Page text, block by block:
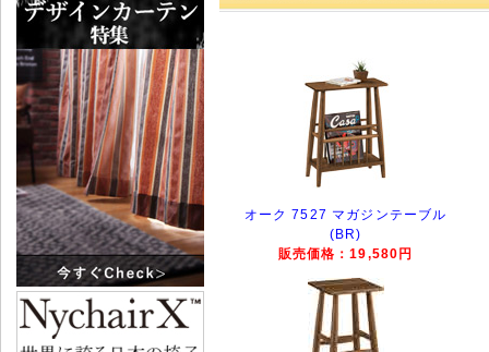
オーク 7527 マガジンテーブル
(BR)
販売価格：19,580円